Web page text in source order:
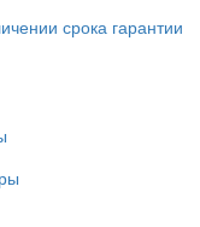
срока гарантии